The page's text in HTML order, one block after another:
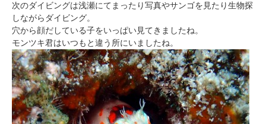
次のダイビングは浅瀬にてまったり写真やサンゴを見たり生物探
しながらダイビング。
穴から顔だしている子をいっぱい見てきましたね。
モンツキ君はいつもと違う所にいましたね。